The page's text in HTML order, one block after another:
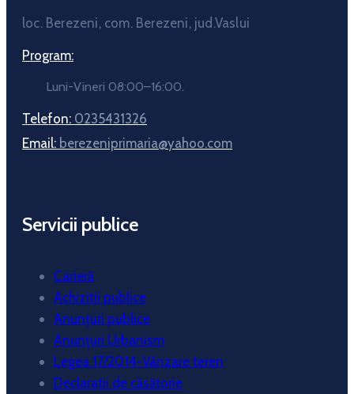
loc. Berezeni, com. Berezeni, jud.Vaslui
Program:
Luni-Vineri 08:00–16:00.
Telefon: 0235431326
Email: berezeniprimaria@yahoo.com
Servicii publice
Carieră
Achizitii publice
Anunțuri publice
Anunțuri Urbanism
Legea 17/2014-Vânzare teren
Declaratii de căsătorie